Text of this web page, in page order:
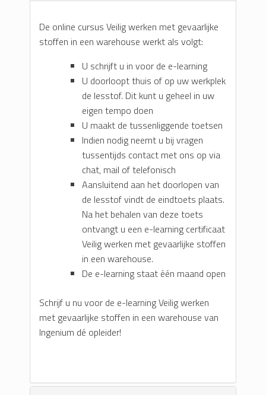
De online cursus Veilig werken met gevaarlijke
stoffen in een warehouse werkt als volgt:
U schrijft u in voor de e-learning
U doorloopt thuis of op uw werkplek
de lesstof. Dit kunt u geheel in uw
eigen tempo doen
U maakt de tussenliggende toetsen
Indien nodig neemt u bij vragen
tussentijds contact met ons op via
chat, mail of telefonisch
Aansluitend aan het doorlopen van
de lesstof vindt de eindtoets plaats.
Na het behalen van deze toets
ontvangt u een e-learning certificaat
Veilig werken met gevaarlijke stoffen
in een warehouse.
De e-learning staat één maand open
Schrijf u nu voor de e-learning Veilig werken
met gevaarlijke stoffen in een warehouse van
Ingenium dé opleider!